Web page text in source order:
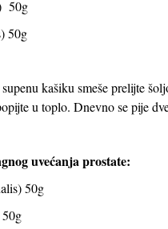
50g
50g
kašiku smeše prelijte
u toplo. Dnevno se pije
uvećanja prostate:
50g